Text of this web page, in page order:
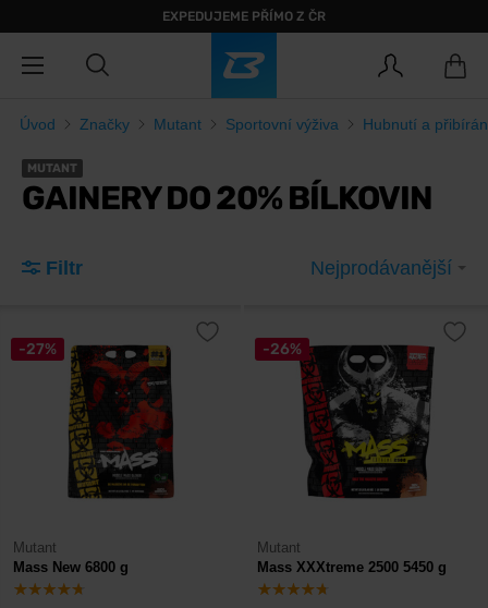
EXPEDUJEME PŘÍMO Z ČR
Úvod Značky Mutant Sportovní výživa Hubnutí a
MUTANT
GAINERY DO 20% BÍLKOVIN
Filtr Nejprodávanější
-27%
Mutant
Mass New 6800 g
-26%
Mutant
Mass XXXtreme 2500 5450 g